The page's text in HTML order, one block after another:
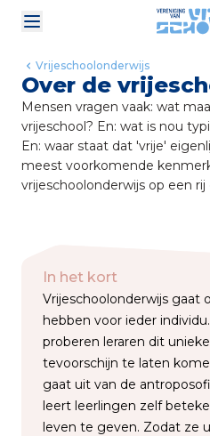
Vrijeschoolonderwijs
Over de
Mensen vragen vaak: wat
vrijeschool? En: wat is nou
En: waar staat dat 'vrije'
meest voorkomende
vrijeschoolonderwijs op een rij
In het kort
Vrijeschoolonderwijs gaat
hebben voor ieder
proberen leraren dit
tevoorschijn te laten
gaat uit van de
leert leerlingen zelf
leven te geven. Zodat ze